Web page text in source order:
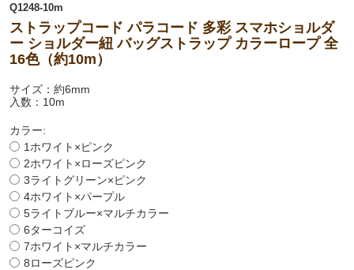
Q1248-10m
ストラップコード パラコード 多彩 スマホショルダ
ー ショルダー紐 バッグストラップ カラーロープ 全
16色（約10m）
サイズ：約6mm
入数：10m
カラー:
1ホワイト×ピンク
2ホワイト×ローズピンク
3ライトグリーン×ピンク
4ホワイト×パープル
5ライトブルー×マルチカラー
6ターコイズ
7ホワイト×マルチカラー
8ローズピンク